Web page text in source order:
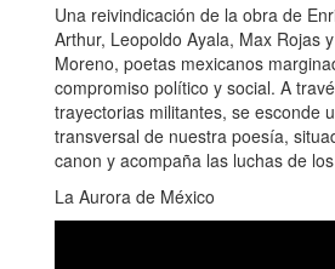
Una reivindicación de la obra de
Arthur, Leopoldo Ayala, Max Rojas
Moreno, poetas mexicanos
compromiso político y social. A
trayectorias militantes, se esconde
transversal de nuestra poesía,
canon y acompaña las luchas de
La Aurora de México